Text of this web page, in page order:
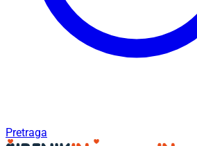
Pretraga